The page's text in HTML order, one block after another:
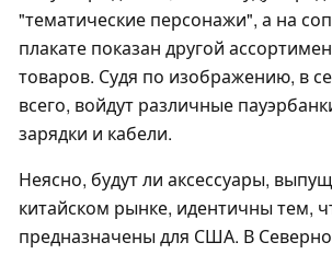
"тематические персонажи", а на
плакате показан другой
товаров. Судя по изображению, в
всего, войдут различные
зарядки и кабели.
Неясно, будут ли аксессуары,
китайском рынке, идентичны тем,
предназначены для США. В